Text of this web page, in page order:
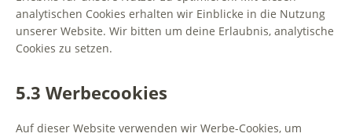
analytischen Cookies erhalten wir Einblicke in die Nutzung
unserer Website. Wir bitten um deine Erlaubnis, analytische
Cookies zu setzen.
5.3 Werbecookies
Auf dieser Website verwenden wir Werbe-Cookies, um